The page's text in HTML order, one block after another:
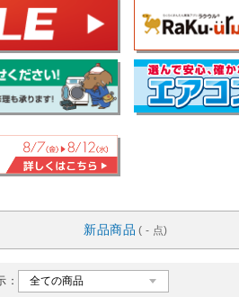
新品商品 ( - 点)
：